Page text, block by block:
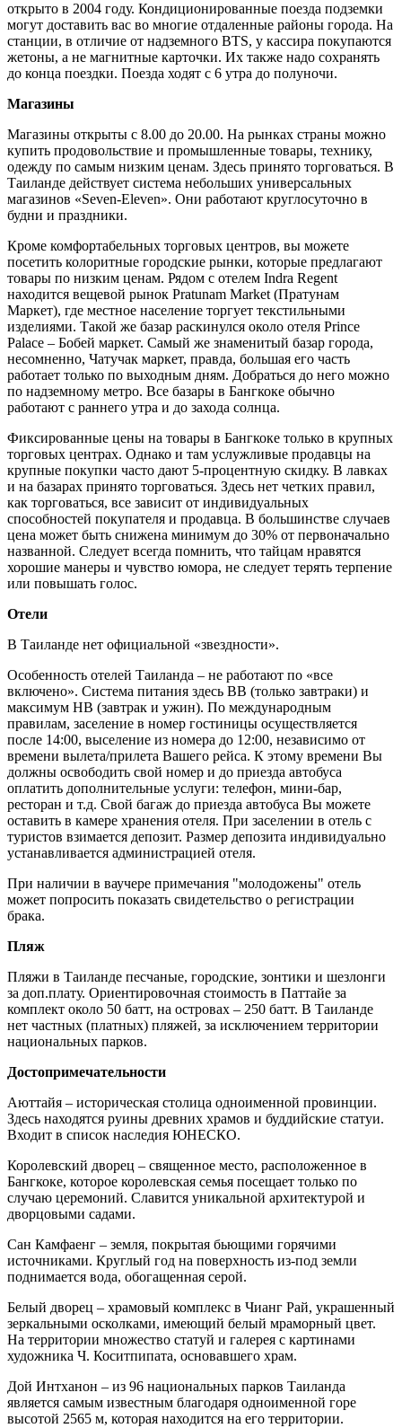
открыто в 2004 году. Кондиционированные поезда подземки
могут доставить вас во многие отдаленные районы города. На
станции, в отличие от надземного BTS, у кассира покупаются
жетоны, а не магнитные карточки. Их также надо сохранять
до конца поездки. Поезда ходят с 6 утра до полуночи.
Магазины
Магазины открыты с 8.00 до 20.00. На рынках страны можно
купить продовольствие и промышленные товары, технику,
одежду по самым низким ценам. Здесь принято торговаться. В
Таиланде действует система небольших универсальных
магазинов «Seven-Eleven». Они работают круглосуточно в
будни и праздники.
Кроме комфортабельных торговых центров, вы можете
посетить колоритные городские рынки, которые предлагают
товары по низким ценам. Рядом с отелем Indra Regent
находится вещевой рынок Pratunam Market (Пратунам
Маркет), где местное население торгует текстильными
изделиями. Такой же базар раскинулся около отеля Prince
Palace – Бобей маркет. Самый же знаменитый базар города,
несомненно, Чатучак маркет, правда, большая его часть
работает только по выходным дням. Добраться до него можно
по надземному метро. Все базары в Бангкоке обычно
работают с раннего утра и до захода солнца.
Фиксированные цены на товары в Бангкоке только в крупных
торговых центрах. Однако и там услужливые продавцы на
крупные покупки часто дают 5-процентную скидку. В лавках
и на базарах принято торговаться. Здесь нет четких правил,
как торговаться, все зависит от индивидуальных
способностей покупателя и продавца. В большинстве случаев
цена может быть снижена минимум до 30% от первоначально
названной. Следует всегда помнить, что тайцам нравятся
хорошие манеры и чувство юмора, не следует терять терпение
или повышать голос.
Отели
В Таиланде нет официальной «звездности».
Особенность отелей Таиланда – не работают по «все
включено». Система питания здесь BB (только завтраки) и
максимум HB (завтрак и ужин). По международным
правилам, заселение в номер гостиницы осуществляется
после 14:00, выселение из номера до 12:00, независимо от
времени вылета/прилета Вашего рейса. К этому времени Вы
должны освободить свой номер и до приезда автобуса
оплатить дополнительные услуги: телефон, мини-бар,
ресторан и т.д. Свой багаж до приезда автобуса Вы можете
оставить в камере хранения отеля. При заселении в отель с
туристов взимается депозит. Размер депозита индивидуально
устанавливается администрацией отеля.
При наличии в ваучере примечания "молодожены" отель
может попросить показать свидетельство о регистрации
брака.
Пляж
Пляжи в Таиланде песчаные, городские, зонтики и шезлонги
за доп.плату. Ориентировочная стоимость в Паттайе за
комплект около 50 батт, на островах – 250 батт. В Таиланде
нет частных (платных) пляжей, за исключением территории
национальных парков.
Достопримечательности
Аюттайя – историческая столица одноименной провинции.
Здесь находятся руины древних храмов и буддийские статуи.
Входит в список наследия ЮНЕСКО.
Королевский дворец – священное место, расположенное в
Бангкоке, которое королевская семья посещает только по
случаю церемоний. Славится уникальной архитектурой и
дворцовыми садами.
Сан Камфаенг – земля, покрытая бьющими горячими
источниками. Круглый год на поверхность из-под земли
поднимается вода, обогащенная серой.
Белый дворец – храмовый комплекс в Чианг Рай, украшенный
зеркальными осколками, имеющий белый мраморный цвет.
На территории множество статуй и галерея с картинами
художника Ч. Коситпипата, основавшего храм.
Дой Интханон – из 96 национальных парков Таиланда
является самым известным благодаря одноименной горе
высотой 2565 м, которая находится на его территории.